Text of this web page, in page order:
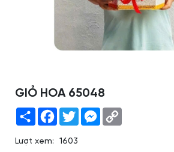
GIỎ HOA 65048
Share Facebook
TwitterMessenger
Lượt xem:
1603